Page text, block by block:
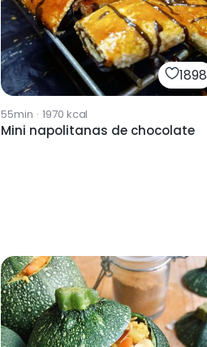
1898
55min · 1970 kcal
Mini napolitanas de chocolate